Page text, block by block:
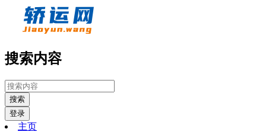
搜索内容
搜索
登录
主页